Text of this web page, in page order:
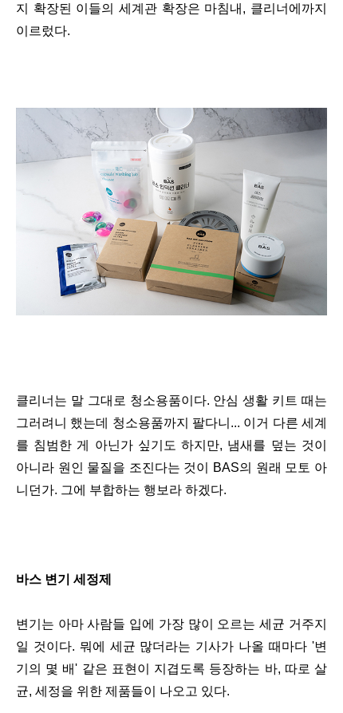
지 확장된 이들의 세계관 확장은 마침내, 클리너에까지
이르렀다.
클리너는 말 그대로 청소용품이다. 안심 생활 키트 때는
그러려니 했는데 청소용품까지 팔다니... 이거 다른 세계
를 침범한 게 아닌가 싶기도 하지만, 냄새를 덮는 것이
아니라 원인 물질을 조진다는 것이 BAS의 원래 모토 아
니던가. 그에 부합하는 행보라 하겠다.
바스 변기 세정제
변기는 아마 사람들 입에 가장 많이 오르는 세균 거주지
일 것이다. 뭐에 세균 많더라는 기사가 나올 때마다 '변
기의 몇 배' 같은 표현이 지겹도록 등장하는 바, 따로 살
균, 세정을 위한 제품들이 나오고 있다.